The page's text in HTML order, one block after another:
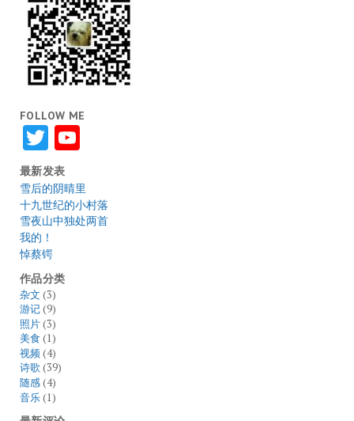
FOLLOW ME
TwitterYouTube
最新发表
雪后的阴晴里
十九世纪的小村落
雪夜山中独处两首
我的！
悼蔡锷
作品分类
杂文 (3)
游记(9)
照片(3)
美食 (1)
视频(4)
诗歌(39)
随感(4)
音乐(1)